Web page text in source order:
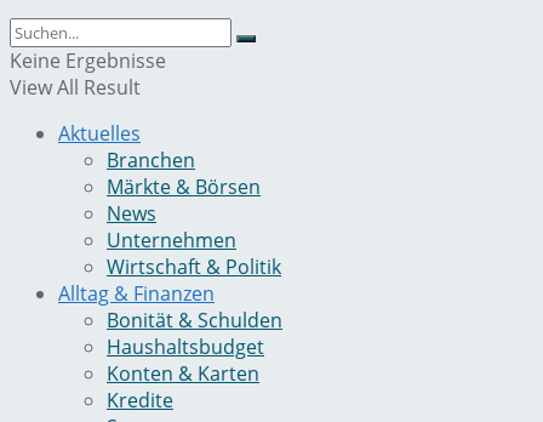
Keine Ergebnisse
View All Result
Aktuelles
Branchen
Märkte & Börsen
News
Unternehmen
Wirtschaft & Politik
Alltag & Finanzen
Bonität & Schulden
Haushaltsbudget
Konten & Karten
Kredite